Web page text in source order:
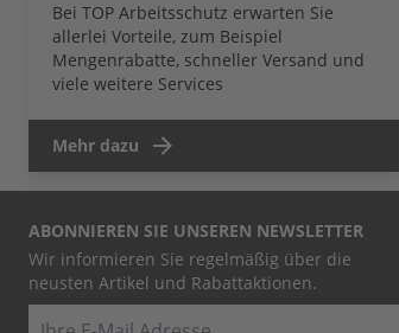
Bei TOP Arbeitsschutz erwarten Sie
allerlei Vorteile, zum Beispiel
Mengenrabatte, schneller Versand und
viele weitere Services
Mehr dazu
ABONNIEREN SIE UNSEREN NEWSLETTER
Wir informieren Sie regelmäßig über die
neusten Artikel und Rabattaktionen.
E-Mail